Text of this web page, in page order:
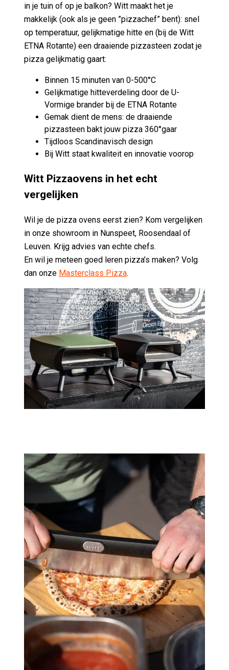
in je tuin of op je balkon? Witt maakt het je
makkelijk (ook als je geen ”pizzachef” bent): snel
op temperatuur, gelijkmatige hitte en (bij de Witt
ETNA Rotante) een draaiende pizzasteen zodat je
pizza gelijkmatig gaart:
Binnen 15 minuten van 0-500°C
Gelijkmatige hitteverdeling door de U-
Vormige brander bij de ETNA Rotante
Gemak dient de mens: de draaiende
pizzasteen bakt jouw pizza 360°gaar
Tijdloos Scandinavisch design
Bij Witt staat kwaliteit en innovatie voorop
Witt Pizzaovens in het echt
vergelijken
Wil je de pizza ovens eerst zien? Kom vergelijken
in onze showroom in Nunspeet, Roosendaal of
Leuven. Krijg advies van echte chefs.
En wil je meteen goed leren pizza’s maken? Volg
dan onze Masterclass Pizza.